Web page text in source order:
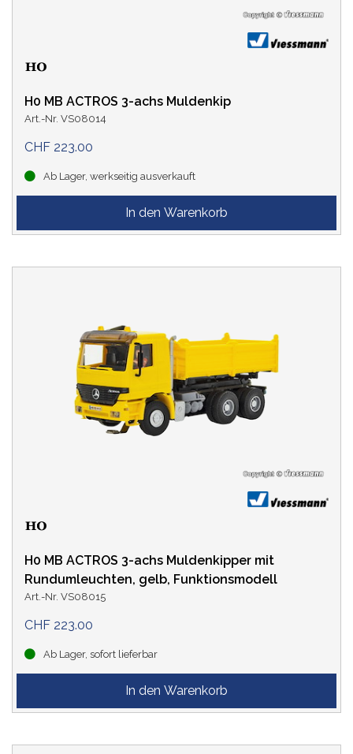
H0 MB ACTROS 3-achs Muldenkip
Art.-Nr. VS08014
CHF 223.00
Ab Lager, werkseitig ausverkauft
H0 MB ACTROS 3-achs Muldenkipper mit
Rundumleuchten, gelb, Funktionsmodell
Art.-Nr. VS08015
CHF 223.00
Ab Lager, sofort lieferbar